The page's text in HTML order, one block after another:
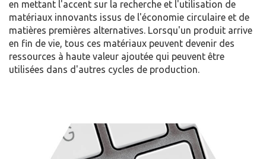
en mettant l'accent sur la recherche et l'utilisation de
matériaux innovants issus de l'économie circulaire et de
matières premières alternatives. Lorsqu'un produit arrive
en fin de vie, tous ces matériaux peuvent devenir des
ressources à haute valeur ajoutée qui peuvent être
utilisées dans d'autres cycles de production.